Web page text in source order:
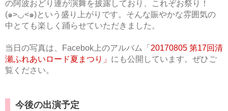
の阿波おどり連が演舞を披露しており、これぞお祭り！
(๑>◡<๑)という盛り上がりです。そんな賑やかな雰囲気の
中とても楽しく踊らせていただきました。
当日の写真は、Facebok上のアルバム「 20170805 第17回清
瀬ふれあいロード夏まつり」 にも公開しています。ぜひご
覧ください。
今後の出演予定